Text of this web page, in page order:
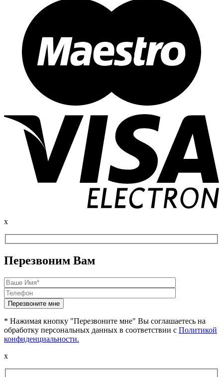
x
Перезвоним Вам
* Нажимая кнопку "Перезвоните мне" Вы соглашаетесь на
обработку персональных данных в соответствии с Политикой
конфиденциальности.
x